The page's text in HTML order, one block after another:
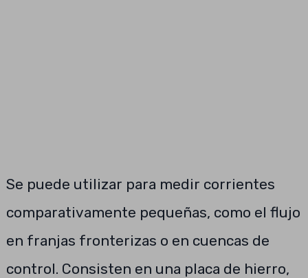
Se puede utilizar para medir corrientes
comparativamente pequeñas, como el flujo
en franjas fronterizas o en cuencas de
control. Consisten en una placa de hierro,